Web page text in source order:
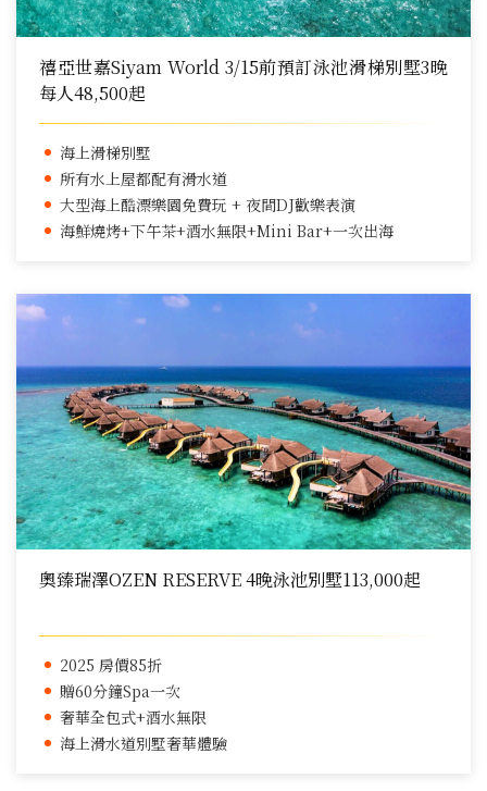
禧亞世嘉Siyam World 3/15前預訂泳池滑梯別墅3晚
每人48,500起
海上滑梯別墅
所有水上屋都配有滑水道
大型海上酷漂樂園免費玩 + 夜間DJ歡樂表演
海鮮燒烤+下午茶+酒水無限+Mini Bar+一次出海
奧臻瑞澤OZEN RESERVE 4晚泳池別墅113,000起
2025 房價85折
贈60分鐘Spa一次
奢華全包式+酒水無限
海上滑水道別墅奢華體驗